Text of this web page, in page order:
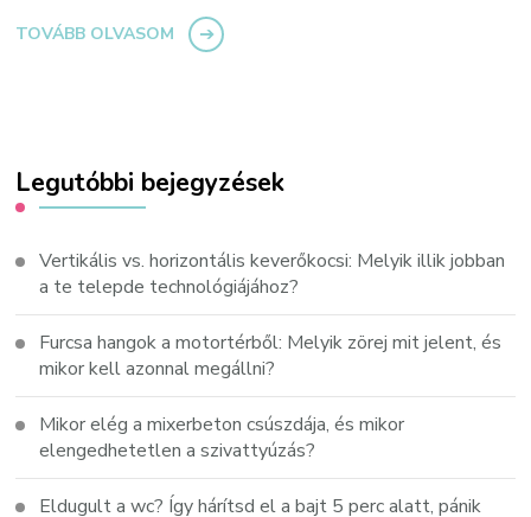
TOVÁBB OLVASOM
Legutóbbi bejegyzések
Vertikális vs. horizontális keverőkocsi: Melyik illik jobban
a te telepde technológiájához?
Furcsa hangok a motortérből: Melyik zörej mit jelent, és
mikor kell azonnal megállni?
Mikor elég a mixerbeton csúszdája, és mikor
elengedhetetlen a szivattyúzás?
Eldugult a wc? Így hárítsd el a bajt 5 perc alatt, pánik